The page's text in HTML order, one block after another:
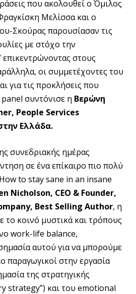
που ακολουθεί ο Όμιλος
Μελίσσα και ο
Σκούρας παρουσίασαν τις
με στόχο την
στους
οι συμμετέχοντες τoυ
για τις προκλήσεις που
συντόνισε η Βερώνη
, People Services
Ελλάδα.
συνεδριακής ημέρας
σε ένα επίκαιρο πιο πολύ
to stay sane in an insane
Nicholson, CEO & Founder,
, Best Selling Author, η
το κοινό μυστικά και τρόπους
work-life balance,
αυτού για να μπορούμε
παραγωγικοί στην εργασία
της στρατηγικής
strategy”) και του emotional